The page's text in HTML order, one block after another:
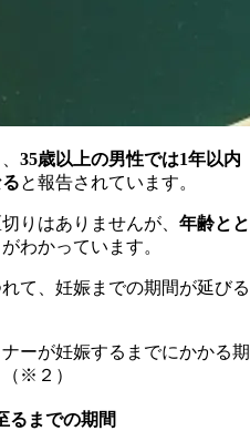
35歳以上の男性では1年以内
と報告されています。
りはありませんが、 年齢とと
わかっています。
て、妊娠までの期間が延びる
ーが妊娠するまでにかかる期
※２）
るまでの期間